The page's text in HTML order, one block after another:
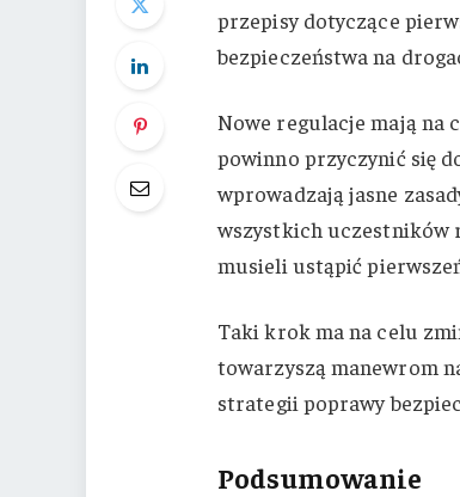
przepisy dotyczące
bezpieczeństwa na
Nowe regulacje mają na
powinno przyczynić się
wprowadzają jasne
wszystkich uczestników
musieli ustąpić
Taki krok ma na celu
towarzyszą manewrom
strategii poprawy
Podsumowanie